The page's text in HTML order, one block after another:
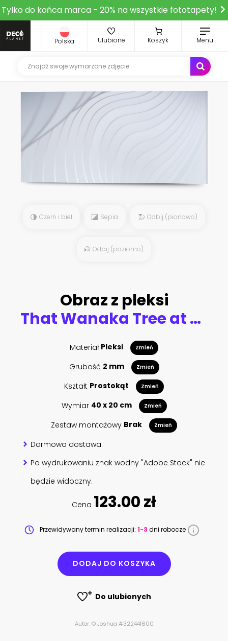
Tylko do końca marca - 20% na wszystkie fototapety!
Polska Ulubione Koszyk Menu
Czerń i biel Sepia Odbij (pionowo)
Odbij (poziomo)
Obraz z pleksi
That Wanaka Tree at Sunset, Lake Wanaka New Zealand, Popular Travel Destination South Island, NZ
Materiał Pleksi Zmień
Grubość 2 mm Zmień
Kształt Prostokąt Zmień
Wymiar 40 x 20 cm Zmień
Zestaw montażowy Brak Zmień
Darmowa dostawa.
Po wydrukowaniu znak wodny "Adobe Stock" nie
będzie widoczny.
Cena 123.00 zł
Przewidywany termin realizacji: 1-3 dni robocze
DODAJ DO KOSZYKA
Do ulubionych
Autor: © Joshua #322441600